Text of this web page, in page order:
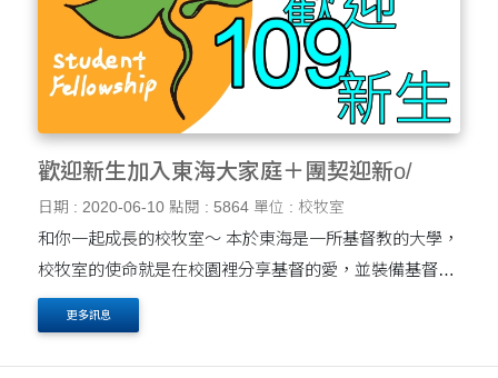
歡迎新生加入東海大家庭＋團契迎新o/
日期 : 2020-06-10 點閱 : 5864 單位 : 校牧室
和你一起成長的校牧室～ 本於東海是一所基督教的大學，
校牧室的使命就是在校園裡分享基督的愛，並裝備基督徒
同學過榮神益人的人生。校牧室位置在路思義教堂和女生
宿舍之間的基督教活動中心....
更多訊息